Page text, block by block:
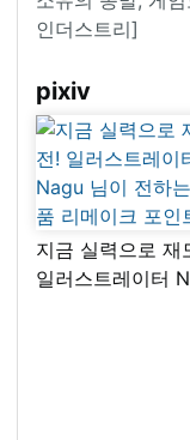
인더스트리]
pixiv
지금 실력으로 재
일러스트레이터